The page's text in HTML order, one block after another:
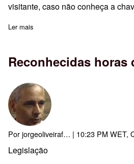
visitante, caso não conheça a
Ler mais
Reconhecidas
Porjorgeoliveiraf… | 10:23 PM WET,
Legislação